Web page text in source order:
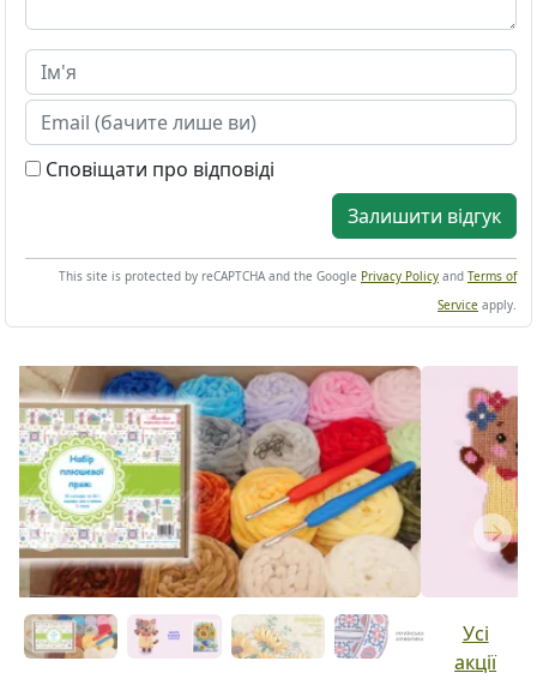
Сповіщати про відповіді
Залишити відгук
This site is protected by reCAPTCHA and the Google Privacy Policy and Terms of
Service apply.
Previous Next
Усі
акції